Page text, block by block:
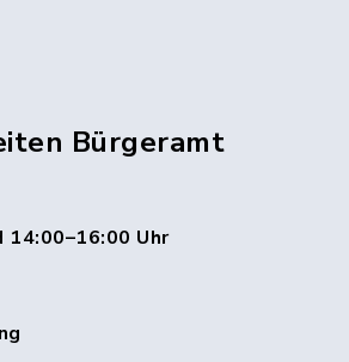
Bürgeramt
14:00–16:00 Uhr